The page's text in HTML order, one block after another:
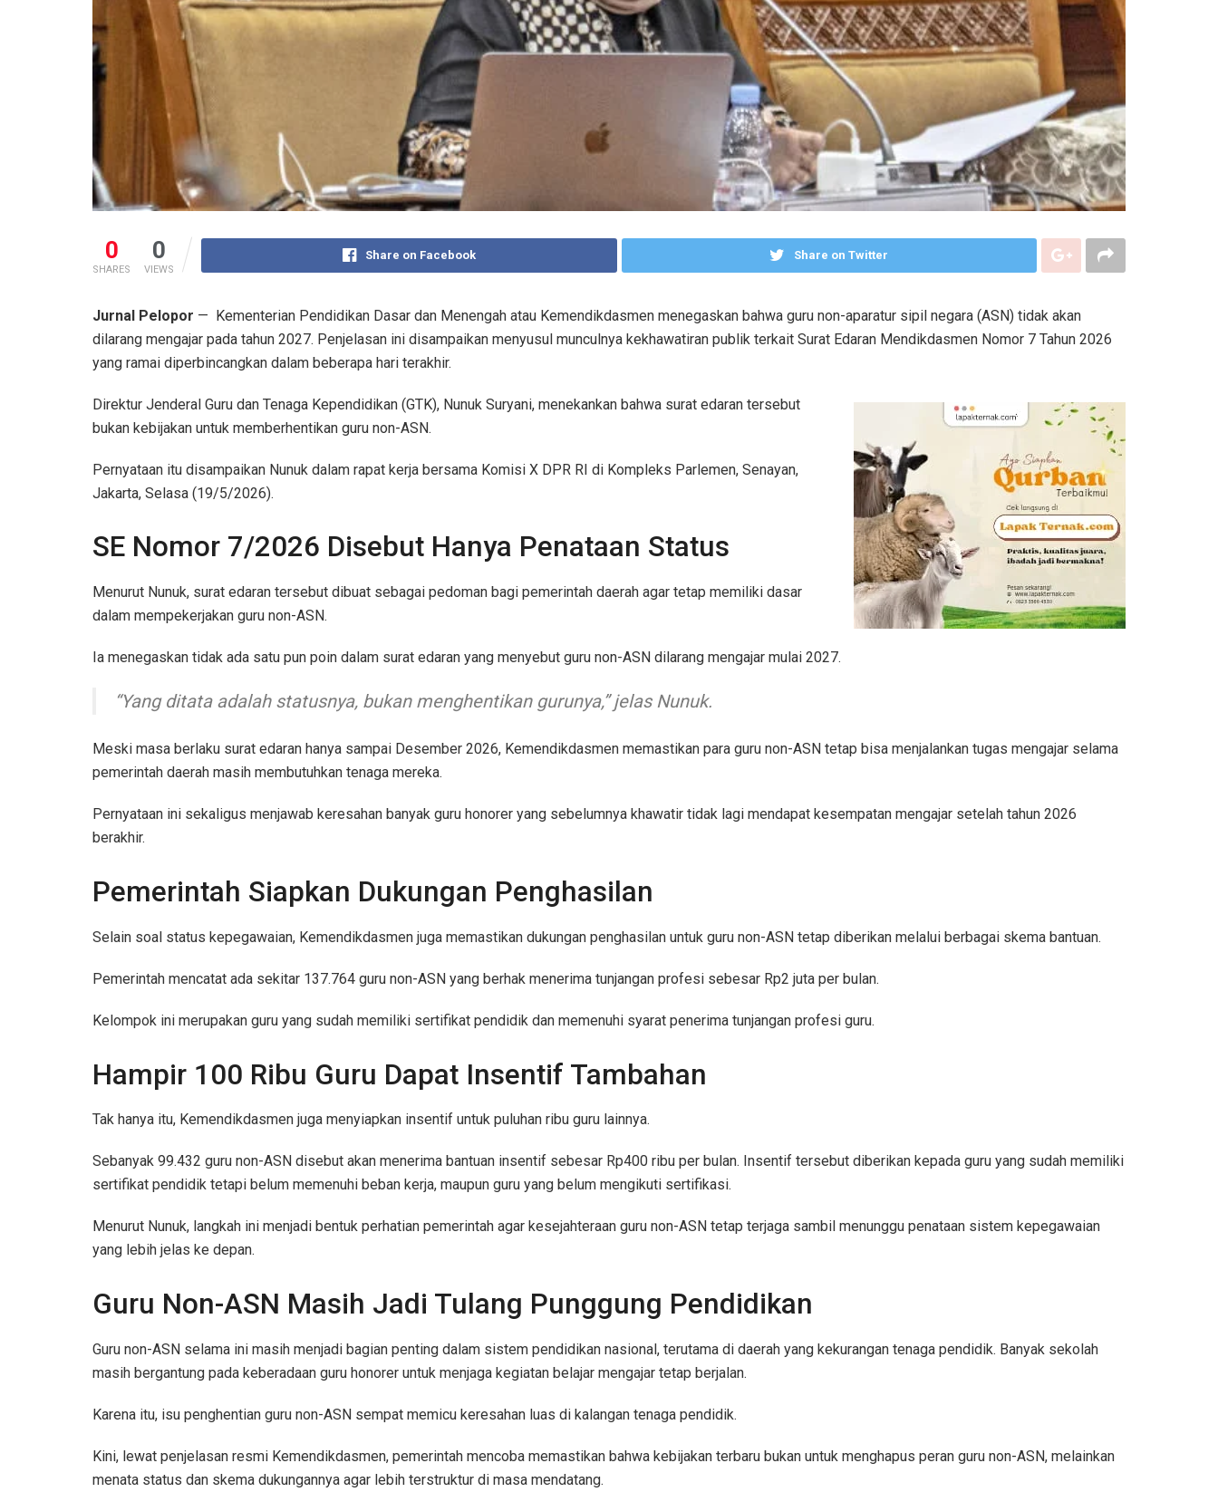
0
SHARES
0
VIEWS
Share on Facebook Share on Twitter
Jurnal Pelopor — Kementerian Pendidikan Dasar dan Menengah atau Kemendikdasmen menegaskan bahwa guru non-aparatur sipil negara (ASN) tidak akan
dilarang mengajar pada tahun 2027. Penjelasan ini disampaikan menyusul munculnya kekhawatiran publik terkait Surat Edaran Mendikdasmen Nomor 7 Tahun 2026
yang ramai diperbincangkan dalam beberapa hari terakhir.
Direktur Jenderal Guru dan Tenaga Kependidikan (GTK), Nunuk Suryani, menekankan bahwa surat edaran tersebut
bukan kebijakan untuk memberhentikan guru non-ASN.
Pernyataan itu disampaikan Nunuk dalam rapat kerja bersama Komisi X DPR RI di Kompleks Parlemen, Senayan,
Jakarta, Selasa (19/5/2026).
SE Nomor 7/2026 Disebut Hanya Penataan Status
Menurut Nunuk, surat edaran tersebut dibuat sebagai pedoman bagi pemerintah daerah agar tetap memiliki dasar
dalam mempekerjakan guru non-ASN.
Ia menegaskan tidak ada satu pun poin dalam surat edaran yang menyebut guru non-ASN dilarang mengajar mulai 2027.
“Yang ditata adalah statusnya, bukan menghentikan gurunya,” jelas Nunuk.
Meski masa berlaku surat edaran hanya sampai Desember 2026, Kemendikdasmen memastikan para guru non-ASN tetap bisa menjalankan tugas mengajar selama
pemerintah daerah masih membutuhkan tenaga mereka.
Pernyataan ini sekaligus menjawab keresahan banyak guru honorer yang sebelumnya khawatir tidak lagi mendapat kesempatan mengajar setelah tahun 2026
berakhir.
Pemerintah Siapkan Dukungan Penghasilan
Selain soal status kepegawaian, Kemendikdasmen juga memastikan dukungan penghasilan untuk guru non-ASN tetap diberikan melalui berbagai skema bantuan.
Pemerintah mencatat ada sekitar 137.764 guru non-ASN yang berhak menerima tunjangan profesi sebesar Rp2 juta per bulan.
Kelompok ini merupakan guru yang sudah memiliki sertifikat pendidik dan memenuhi syarat penerima tunjangan profesi guru.
Hampir 100 Ribu Guru Dapat Insentif Tambahan
Tak hanya itu, Kemendikdasmen juga menyiapkan insentif untuk puluhan ribu guru lainnya.
Sebanyak 99.432 guru non-ASN disebut akan menerima bantuan insentif sebesar Rp400 ribu per bulan. Insentif tersebut diberikan kepada guru yang sudah memiliki
sertifikat pendidik tetapi belum memenuhi beban kerja, maupun guru yang belum mengikuti sertifikasi.
Menurut Nunuk, langkah ini menjadi bentuk perhatian pemerintah agar kesejahteraan guru non-ASN tetap terjaga sambil menunggu penataan sistem kepegawaian
yang lebih jelas ke depan.
Guru Non-ASN Masih Jadi Tulang Punggung Pendidikan
Guru non-ASN selama ini masih menjadi bagian penting dalam sistem pendidikan nasional, terutama di daerah yang kekurangan tenaga pendidik. Banyak sekolah
masih bergantung pada keberadaan guru honorer untuk menjaga kegiatan belajar mengajar tetap berjalan.
Karena itu, isu penghentian guru non-ASN sempat memicu keresahan luas di kalangan tenaga pendidik.
Kini, lewat penjelasan resmi Kemendikdasmen, pemerintah mencoba memastikan bahwa kebijakan terbaru bukan untuk menghapus peran guru non-ASN, melainkan
menata status dan skema dukungannya agar lebih terstruktur di masa mendatang.